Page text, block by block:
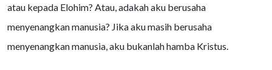
atau kepada Elohim? Atau, adakah aku berusaha
menyenangkan manusia? Jika aku masih berusaha
menyenangkan manusia, aku bukanlah hamba Kristus.